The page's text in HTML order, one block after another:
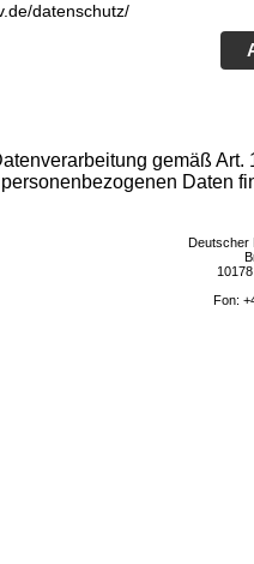
datenschutz/
gemäß
Daten
Deutscher
Fon: